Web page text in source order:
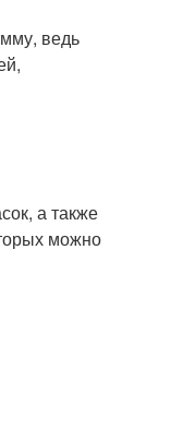
ведь
а также
можно